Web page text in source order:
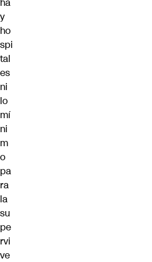
y
ho
spi
tal
es
ni
lo
mí
ni
m
o
pa
ra
la
su
pe
rvi
ve